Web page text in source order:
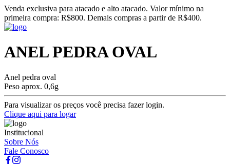
Venda exclusiva para atacado e alto atacado. Valor mínimo na
primeira compra: R$800. Demais compras a partir de R$400.
ANEL PEDRA OVAL
Anel pedra oval
Peso aprox. 0,6g
Para visualizar os preços você precisa fazer login.
Clique aqui para logar
Institucional
Sobre Nós
Fale Conosco